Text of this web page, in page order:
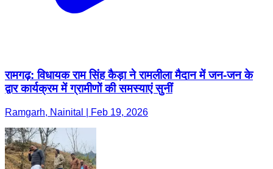
रामगढ़: विधायक राम सिंह कैड़ा ने रामलीला मैदान में जन-जन के
द्वार कार्यक्रम में ग्रामीणों की समस्याएं सुनीं
Ramgarh, Nainital | Feb 19, 2026